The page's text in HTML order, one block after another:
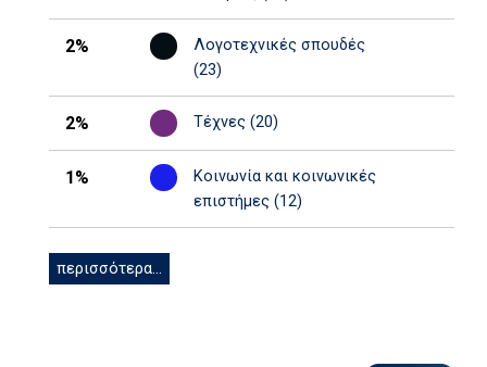
2%
Λογοτεχνικές σπουδές
(23)
2% Τέχνες (20)
1%
Κοινωνία και κοινωνικές
επιστήμες (12)
περισσότερα...